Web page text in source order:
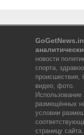
новости
спорта,
происшествия,
видео, фото.
размещённых
условии
страницу сайта.